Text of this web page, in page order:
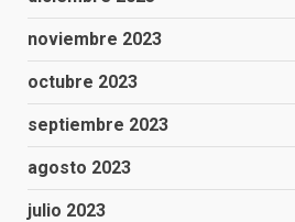
noviembre 2023
octubre 2023
septiembre 2023
agosto 2023
julio 2023